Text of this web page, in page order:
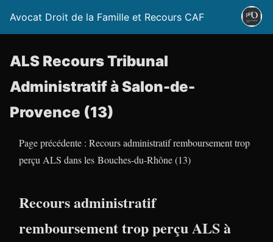
Avocat Droit de la Famille et Recours CAF
ALS Recours Tribunal
Administratif à Salon-de-
Provence (13)
Page précédente : Recours administratif remboursement trop
perçu ALS dans les Bouches-du-Rhône (13)
Recours administratif
remboursement trop perçu ALS à